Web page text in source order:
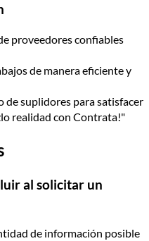
proveedores confiables
de manera eficiente y
suplidores para satisfacer
realidad con Contrata!"
al solicitar un
de información posible